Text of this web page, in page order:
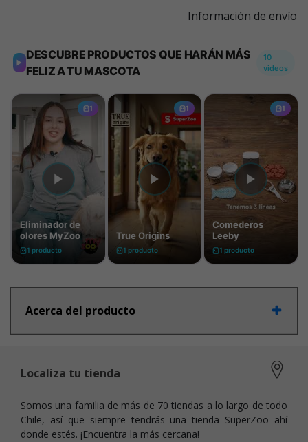
Información de envío
Acerca del producto
Localiza tu tienda
Somos una familia de más de 70 tiendas a lo largo de todo
Chile, así que siempre tendrás una tienda SuperZoo ahí
donde estés. ¡Encuentra la más cercana!